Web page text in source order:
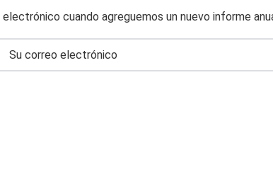
cuando agreguemos un nuevo informe